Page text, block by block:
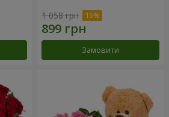
1 058 грн
Замовити